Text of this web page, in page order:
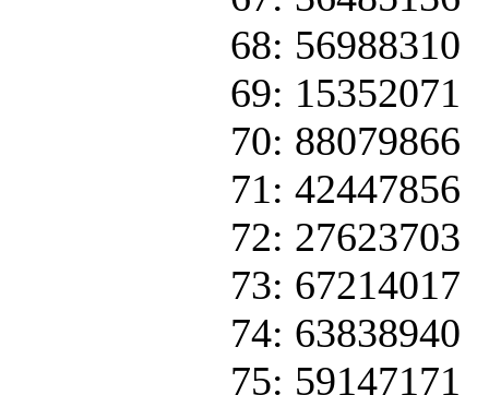
68: 56988310
69: 15352071
70: 88079866
71: 42447856
72: 27623703
73: 67214017
74: 63838940
75: 59147171